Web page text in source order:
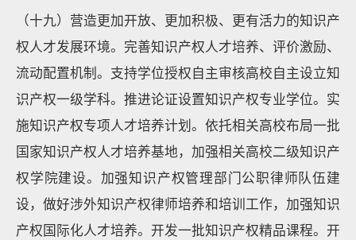
（十九）营造更加开放、更加积极、更有活力的知识产
权人才发展环境。完善知识产权人才培养、评价激励、
流动配置机制。支持学位授权自主审核高校自主设立知
识产权一级学科。推进论证设置知识产权专业学位。实
施知识产权专项人才培养计划。依托相关高校布局一批
国家知识产权人才培养基地，加强相关高校二级知识产
权学院建设。加强知识产权管理部门公职律师队伍建
设，做好涉外知识产权律师培养和培训工作，加强知识
产权国际化人才培养。开发一批知识产权精品课程。开